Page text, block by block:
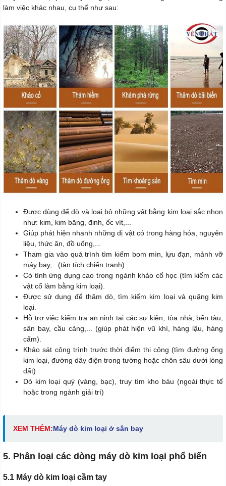
làm việc khác nhau, cụ thể như sau:
Được dùng để dò và loại bỏ những vật bằng kim loại sắc nhọn
như: kim, kim băng, đinh, ốc vít,...
Giúp phát hiện nhanh những dị vật có trong hàng hóa, nguyên
liệu, thức ăn, đồ uống,...
Tham gia vào quá trình tìm kiếm bom mìn, lựu đạn, mảnh vỡ
máy bay,...(tàn tích chiến tranh).
Có tính ứng dụng cao trong ngành khảo cổ học (tìm kiếm các
vật cổ làm bằng kim loại).
Được sử dụng để thăm dò, tìm kiếm kim loại và quặng kim
loại.
Hỗ trợ việc kiểm tra an ninh tại các sự kiện, tòa nhà, bến tàu,
sân bay, cầu cảng,... (giúp phát hiện vũ khí, hàng lậu, hàng
cấm).
Khảo sát công trình trước thời điểm thi công (tìm đường ống
kim loại, đường dây điện trong tường hoặc chôn sâu dưới lòng
đất)
Dò kim loại quý (vàng, bạc), truy tìm kho báu (ngoài thực tế
hoặc trong ngành giải trí)
XEM THÊM:Máy dò kim loại ở sân bay
5. Phân loại các dòng máy dò kim loại phổ biến
5.1 Máy dò kim loại cầm tay